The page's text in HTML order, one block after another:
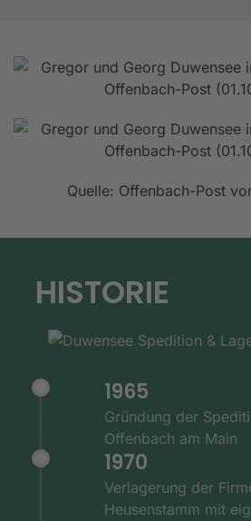
Quelle: Offenbach-Post
HISTORIE
1965
Gründung der
Offenbach am Main
1970
Verlagerung der
Heusenstamm mit